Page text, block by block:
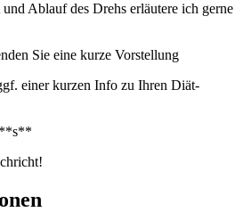
Ablauf des Drehs erläutere ich gerne
Sie eine kurze Vorstellung
einer kurzen Info zu Ihren Diät-